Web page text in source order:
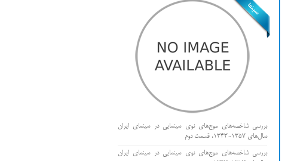
بررسی شاخصه‌های موج‌های نوی سینمایی در سینمای ایران
سال‌های 1357-1343، قسمت دوم
بررسی شاخصه‌های موج‌های نوی سینمایی در سینمای ایران